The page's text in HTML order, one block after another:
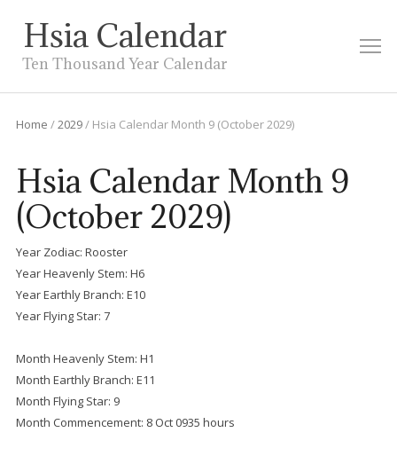
Hsia Calendar
Ten Thousand Year Calendar
Home /2029/ Hsia Calendar Month 9 (October 2029)
Hsia Calendar Month 9
(October 2029)
Year Zodiac: Rooster
Year Heavenly Stem: H6
Year Earthly Branch: E10
Year Flying Star: 7
Month Heavenly Stem: H1
Month Earthly Branch: E11
Month Flying Star: 9
Month Commencement: 8 Oct 0935 hours